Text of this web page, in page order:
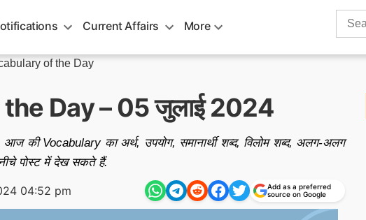
Current Affairs More
Search
of the Day
Day – 05 जुलाई 2024
की Vocabulary का अर्थ, उपयोग, समानार्थी शब्द, विलोम शब्द, अलग-अलग
नीचे पोस्ट में देख सकते हैं.
04:52 pm
Add as a preferred
source on Google